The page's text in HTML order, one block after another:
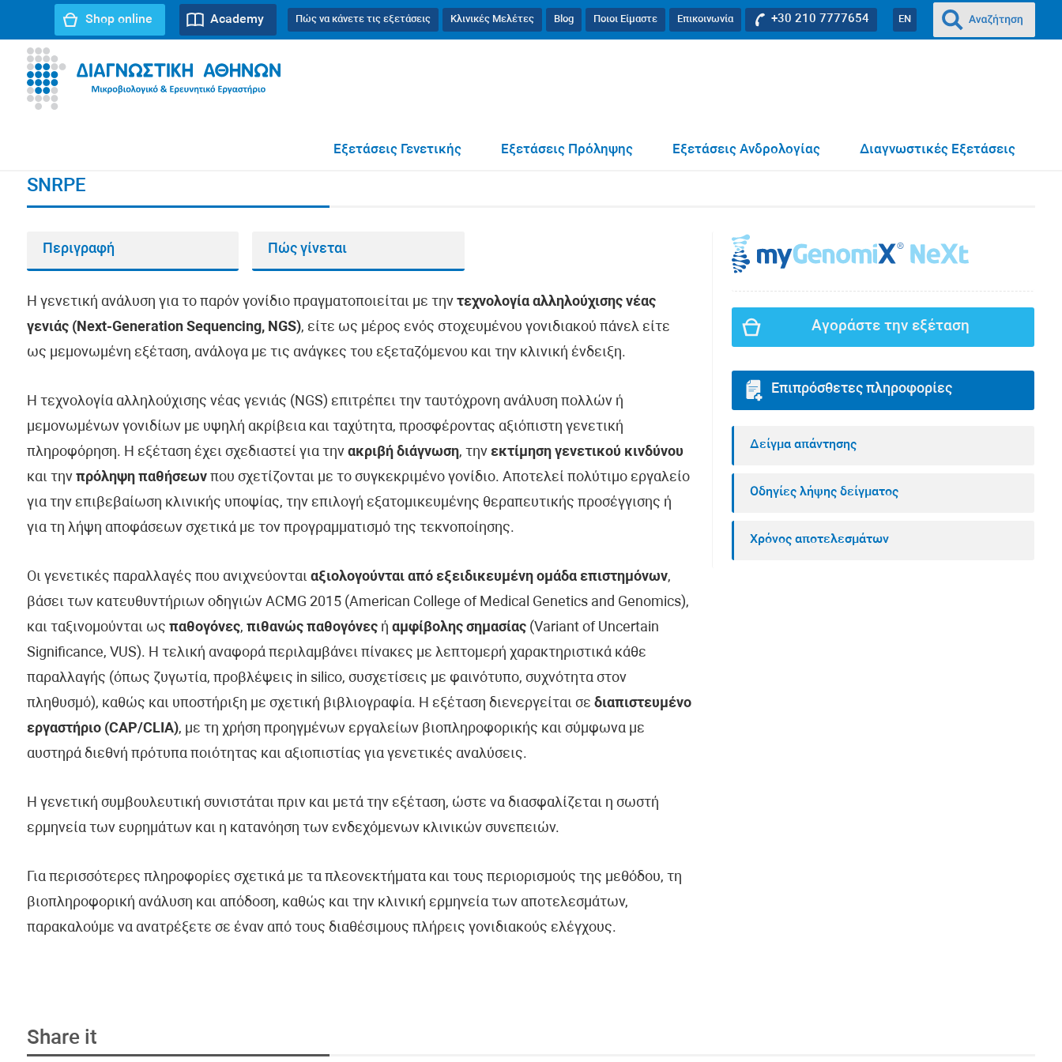
EN
+30 210 7777654
Επικοινωνία
Ποιοι Είμαστε
Blog
Κλινικές Μελέτες
Πώς να κάνετε τις εξετάσεις
Academy
Shop online
Διαγνωστικές Εξετάσεις
Εξετάσεις Ανδρολογίας
Εξετάσεις Πρόληψης
Εξετάσεις Γενετικής
SNRPE
Περιγραφή Πώς γίνεται
Η γενετική ανάλυση για το παρόν γονίδιο πραγματοποιείται με την τεχνολογία αλληλούχισης νέας
γενιάς (Next-Generation Sequencing, NGS), είτε ως μέρος ενός στοχευμένου γονιδιακού πάνελ είτε
ως μεμονωμένη εξέταση, ανάλογα με τις ανάγκες του εξεταζόμενου και την κλινική ένδειξη.
Η τεχνολογία αλληλούχισης νέας γενιάς (NGS) επιτρέπει την ταυτόχρονη ανάλυση πολλών ή
μεμονωμένων γονιδίων με υψηλή ακρίβεια και ταχύτητα, προσφέροντας αξιόπιστη γενετική
πληροφόρηση. Η εξέταση έχει σχεδιαστεί για την ακριβή διάγνωση, την εκτίμηση γενετικού κινδύνου
και την πρόληψη παθήσεωνπου σχετίζονται με το συγκεκριμένο γονίδιο. Αποτελεί πολύτιμο εργαλείο
για την επιβεβαίωση κλινικής υποψίας, την επιλογή εξατομικευμένης θεραπευτικής προσέγγισης ή
για τη λήψη αποφάσεων σχετικά με τον προγραμματισμό της τεκνοποίησης.
Οι γενετικές παραλλαγές που ανιχνεύονται αξιολογούνται από εξειδικευμένη ομάδα επιστημόνων,
βάσει των κατευθυντήριων οδηγιών ACMG 2015 (American College of Medical Genetics and Genomics),
και ταξινομούνται ως παθογόνες, πιθανώς παθογόνεςή αμφίβολης σημασίας(Variant of Uncertain
Significance, VUS). Η τελική αναφορά περιλαμβάνει πίνακες με λεπτομερή χαρακτηριστικά κάθε
παραλλαγής (όπως ζυγωτία, προβλέψεις in silico, συσχετίσεις με φαινότυπο, συχνότητα στον
πληθυσμό), καθώς και υποστήριξη με σχετική βιβλιογραφία. Η εξέταση διενεργείται σε διαπιστευμένο
εργαστήριο (CAP/CLIA), με τη χρήση προηγμένων εργαλείων βιοπληροφορικής και σύμφωνα με
αυστηρά διεθνή πρότυπα ποιότητας και αξιοπιστίας για γενετικές αναλύσεις.
Η γενετική συμβουλευτική συνιστάται πριν και μετά την εξέταση, ώστε να διασφαλίζεται η σωστή
ερμηνεία των ευρημάτων και η κατανόηση των ενδεχόμενων κλινικών συνεπειών.
Για περισσότερες πληροφορίες σχετικά με τα πλεονεκτήματα και τους περιορισμούς της μεθόδου, τη
βιοπληροφορική ανάλυση και απόδοση, καθώς και την κλινική ερμηνεία των αποτελεσμάτων,
παρακαλούμε να ανατρέξετε σε έναν από τους διαθέσιμους πλήρεις γονιδιακούς ελέγχους.
Αγοράστε την εξέταση
Επιπρόσθετες πληροφορίες
Δείγμα απάντησης
Οδηγίες λήψης δείγματος
Χρόνος αποτελεσμάτων
Share it